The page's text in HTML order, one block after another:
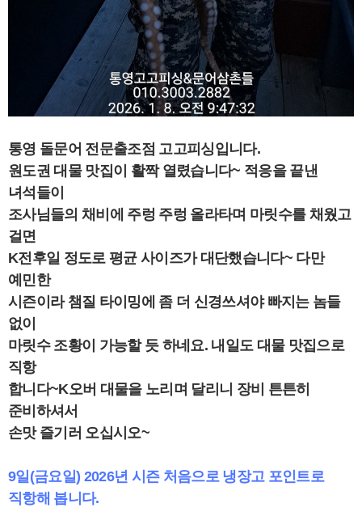
통영 돌문어 전문출조점 고고피싱입니다.
원도권 대물 맛집이 활짝 열렸습니다~ 적응을 끝낸
녀석들이
조사님들의 채비에 주렁 주렁 올라타며 마릿수를 채웠고
걸면
K전후일 정도로 평균 사이즈가 대단했습니다~ 다만
예민한
시즌이라 챔질 타이밍에 좀 더 신경쓰셔야 빠지는 놈들
없이
마릿수 조황이 가능할 듯 하네요. 내일도 대물 맛집으로
직항
합니다~K오버 대물을 노리며 달리니 장비 튼튼히
준비하셔서
손맛 즐기러 오십시오~
9일(금요일) 2026년 시즌 처음으로 냉장고 포인트로
직항해 봅니다.